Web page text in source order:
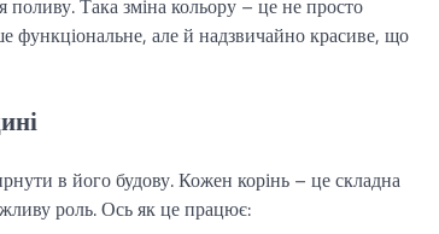
функціональне, але й надзвичайно красиве, що
в його будову. Кожен корінь – це складна
роль. Ось як це працює: